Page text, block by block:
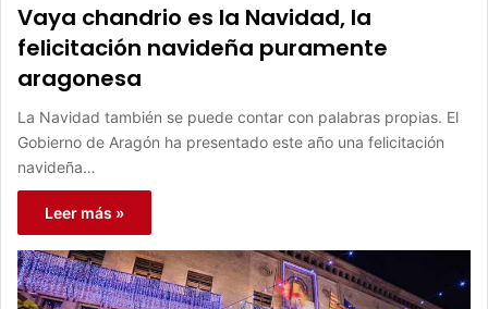
Vaya chandrio es la Navidad, la
felicitación navideña puramente
aragonesa
La Navidad también se puede contar con palabras propias. El
Gobierno de Aragón ha presentado este año una felicitación
navideña…
Leer más »